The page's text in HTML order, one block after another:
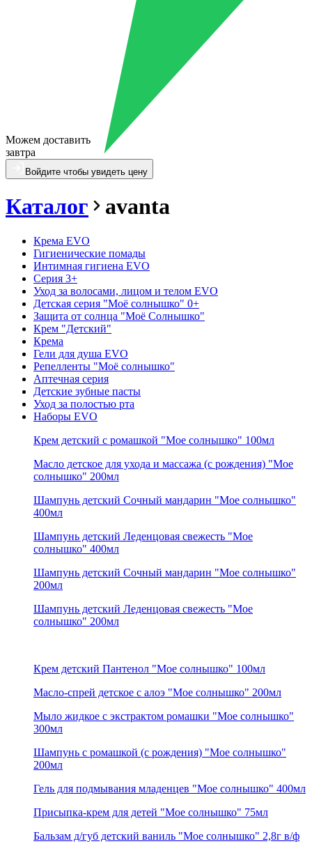
Можем доставить
завтра
Войдите чтобы увидеть цену
Каталог avanta
Крема EVO
Гигиенические помады
Интимная гигиена EVO
Серия 3+
Уход за волосами, лицом и телом EVO
Детская серия "Моё солнышко" 0+
Защита от солнца "Моё Солнышко"
Крем "Детский"
Крема
Гели для душа EVO
Репелленты "Моё солнышко"
Аптечная серия
Детские зубные пасты
Уход за полостью рта
Наборы EVO
Крем детский с ромашкой "Мое солнышко" 100мл
Масло детское для ухода и массажа (с рождения) "Мое
солнышко" 200мл
Шампунь детский Сочный мандарин "Мое солнышко"
400мл
Шампунь детский Леденцовая свежесть "Мое
солнышко" 400мл
Шампунь детский Сочный мандарин "Мое солнышко"
200мл
Шампунь детский Леденцовая свежесть "Мое
солнышко" 200мл
Крем детский Пантенол "Мое солнышко" 100мл
Масло-спрей детское с алоэ "Мое солнышко" 200мл
Мыло жидкое с экстрактом ромашки "Мое солнышко"
300мл
Шампунь с ромашкой (с рождения) "Мое солнышко"
200мл
Гель для подмывания младенцев "Мое солнышко" 400мл
Присыпка-крем для детей "Мое солнышко" 75мл
Бальзам д/губ детский ваниль "Мое солнышко" 2,8г в/ф